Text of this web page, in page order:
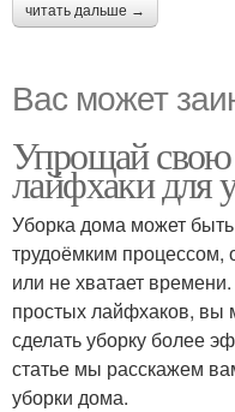
читать дальше →
Вас может
Упрощай
лайфхаки для
Уборка дома может
трудоёмким процессом,
или не хватает
простых лайфхаков, вы
сделать уборку более
статье мы расскажем
уборки дома.